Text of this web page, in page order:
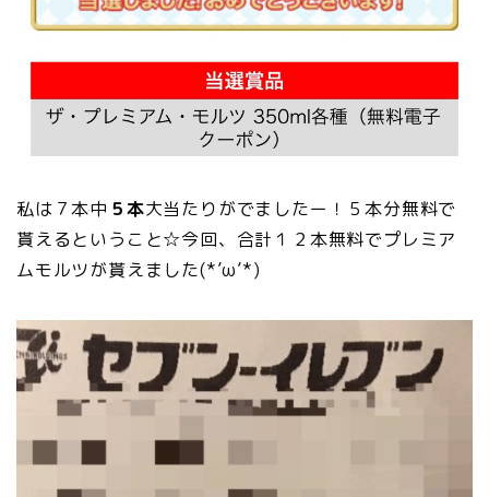
私は７本中 ５本大当たりがでましたー！５本分無料で
貰えるということ☆今回、合計１２本無料でプレミア
ムモルツが貰えました(*’ω’*)